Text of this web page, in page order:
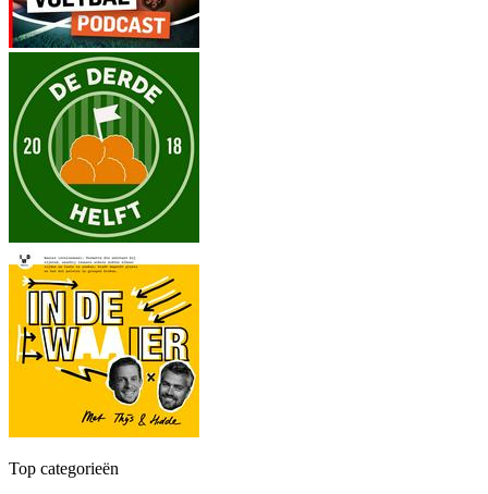
Top categorieën